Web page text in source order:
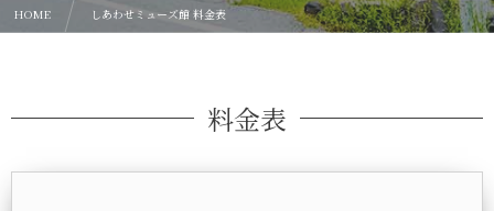
HOME しあわせミューズ館 料金表
料金表